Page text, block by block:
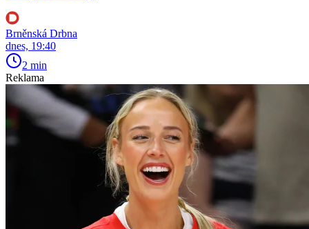
Brněnská Drbna
dnes, 19:40
2 min
Reklama